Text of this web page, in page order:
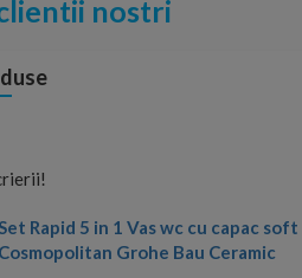
nostri
Set Rapid 5 in 1 Vas wc cu capac
Cosmopolitan Grohe Bau Ceramic